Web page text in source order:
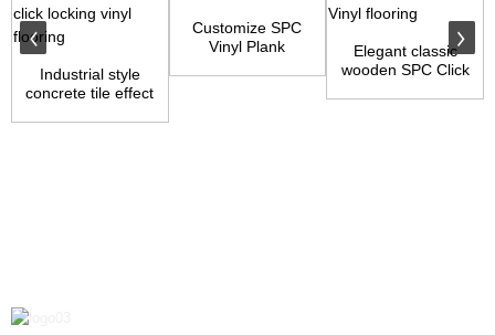
Industrial style
concrete tile effect
Customize SPC
Vinyl Plank
Elegant classic
wooden SPC Click